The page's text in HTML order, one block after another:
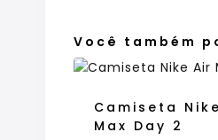
Você também
Camiseta
Max Day 2